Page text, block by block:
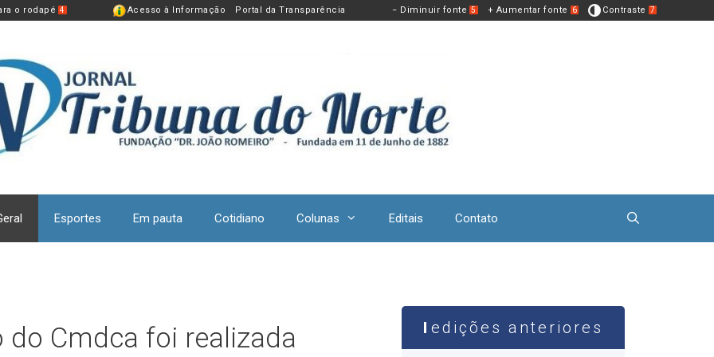
o rodapé 4 Acesso à Informação Portal da Transparência − Diminuir fonte 5 + Aumentar fonte 6 Contraste 7
Esportes Em pauta Cotidiano Colunas Editais Contato
do Cmdca foi realizada
edições anteriores